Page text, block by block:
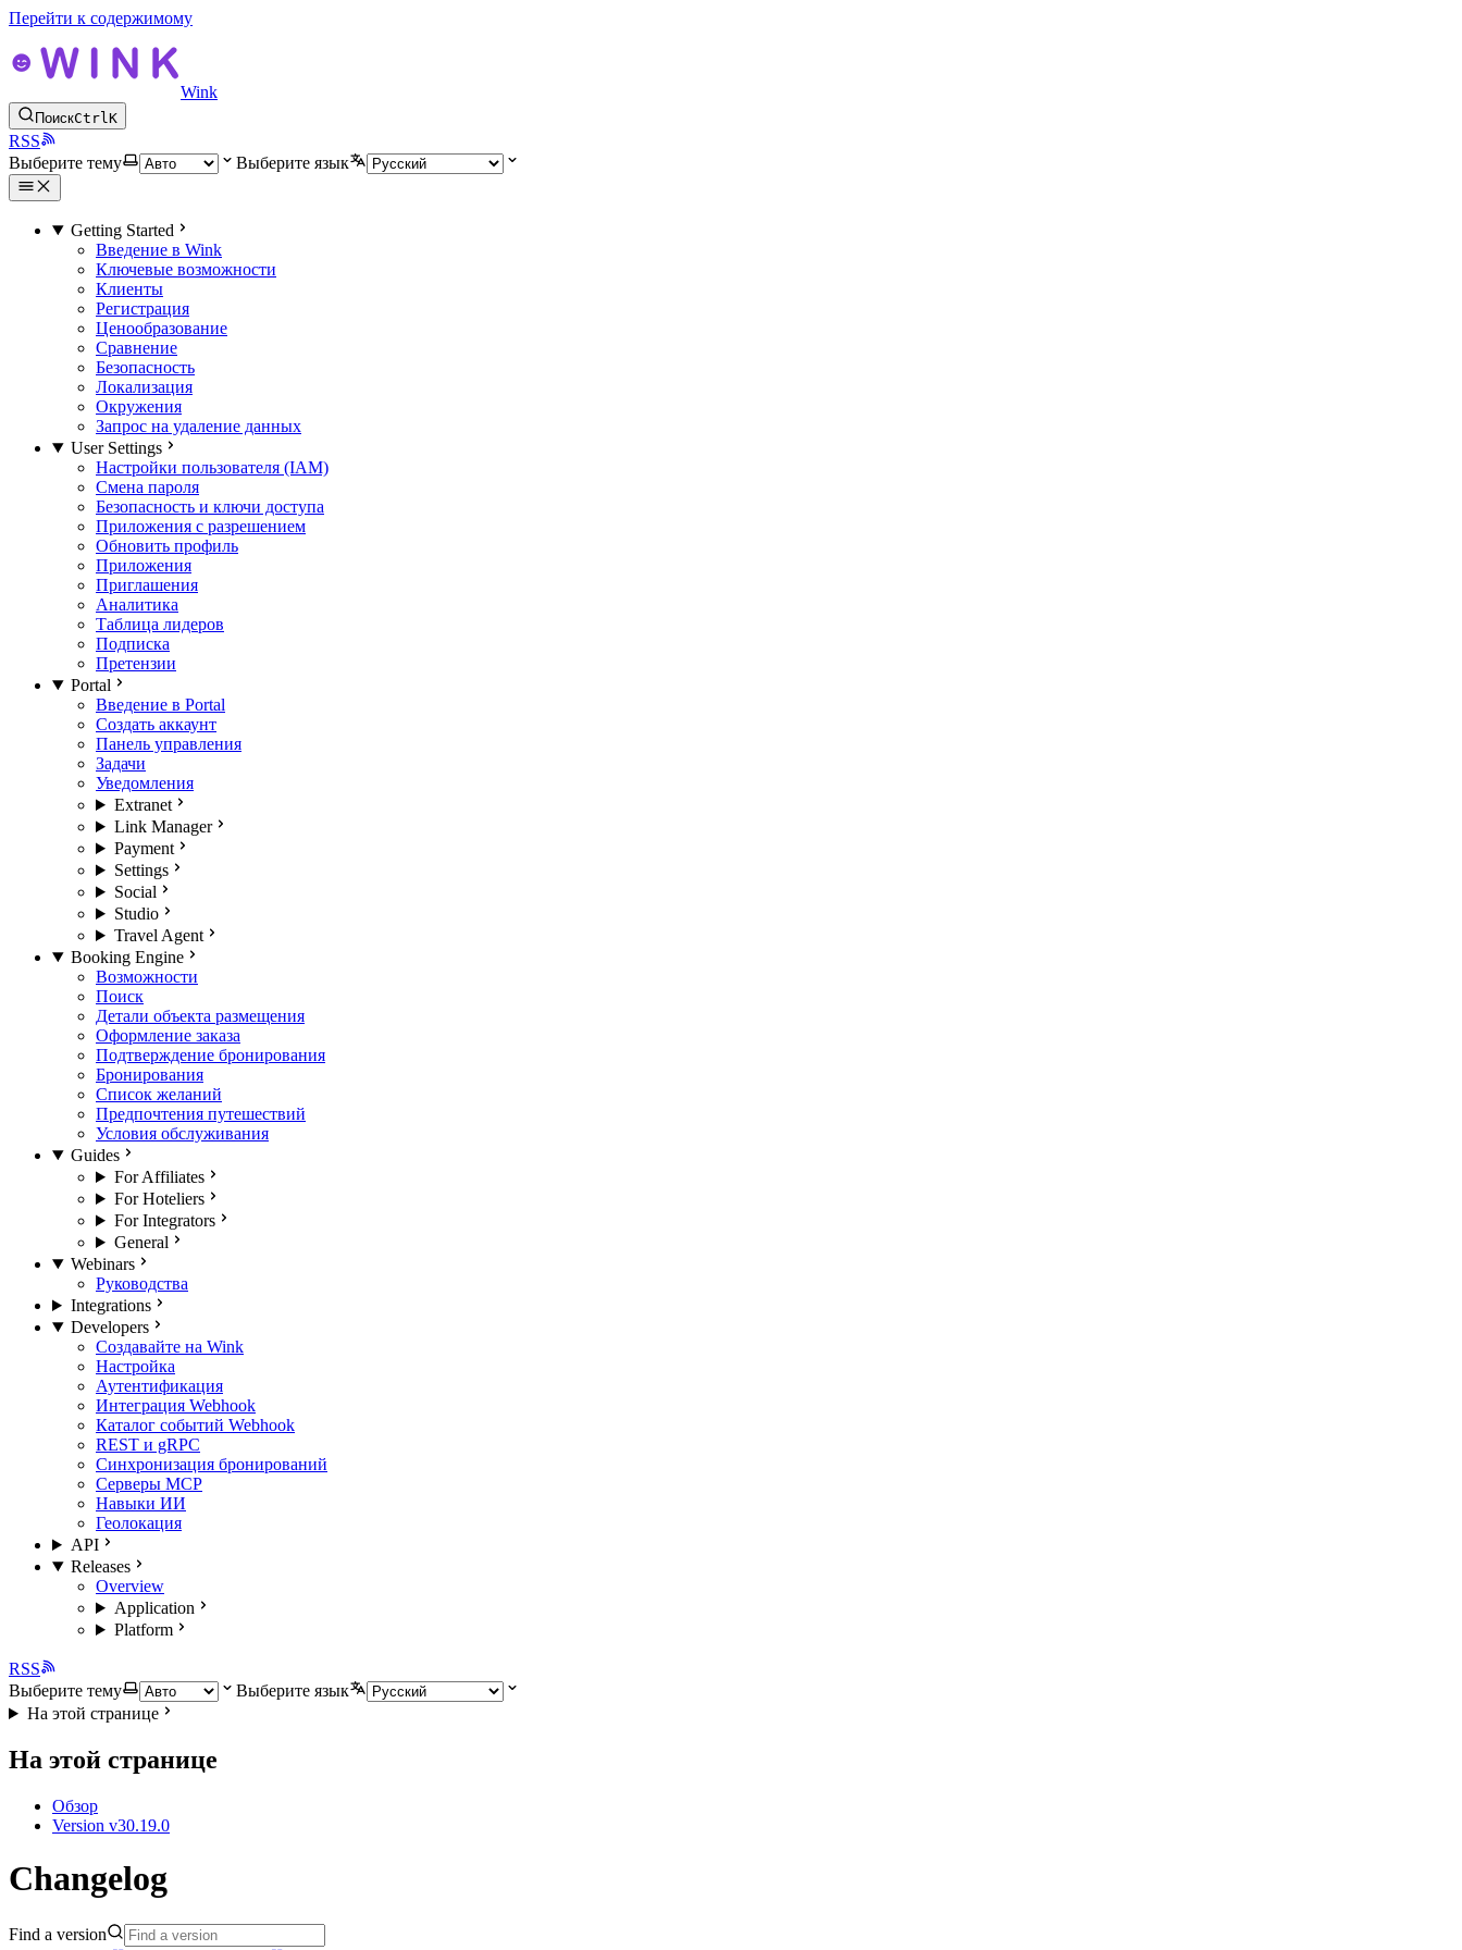
Перейти к содержимому
Wink
ПоискCtrlK
RSS
Выберите тему
Выберите язык
Getting Started
Введение в Wink
Ключевые возможности
Клиенты
Регистрация
Ценообразование
Сравнение
Безопасность
Локализация
Окружения
Запрос на удаление данных
User Settings
Настройки пользователя (IAM)
Смена пароля
Безопасность и ключи доступа
Приложения с разрешением
Обновить профиль
Приложения
Приглашения
Аналитика
Таблица лидеров
Подписка
Претензии
Portal
Введение в Portal
Создать аккаунт
Панель управления
Задачи
Уведомления
Extranet
Link Manager
Payment
Settings
Social
Studio
Travel Agent
Booking Engine
Возможности
Поиск
Детали объекта размещения
Оформление заказа
Подтверждение бронирования
Бронирования
Список желаний
Предпочтения путешествий
Условия обслуживания
Guides
For Affiliates
For Hoteliers
For Integrators
General
Webinars
Руководства
Integrations
Developers
Создавайте на Wink
Настройка
Аутентификация
Интеграция Webhook
Каталог событий Webhook
REST и gRPC
Синхронизация бронирований
Серверы MCP
Навыки ИИ
Геолокация
API
Releases
Overview
Application
Platform
RSS
Выберите тему
Выберите язык
На этой странице
На этой странице
Обзор
Version v30.19.0
Changelog
Find a version